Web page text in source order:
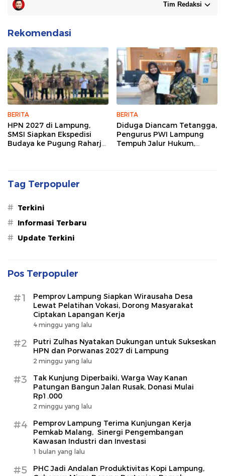
Tim Redaksi
Rekomendasi
BERITA
HPN 2027 di Lampung,
SMSI Siapkan Ekspedisi
Budaya ke Pugung Raharjo
BERITA
Diduga Diancam Tetangga,
Pengurus PWI Lampung
Tempuh Jalur Hukum,
Tag Terpopuler
# Terkini
# Informasi Terbaru
# Update Terkini
Pos Terpopuler
#1
Pemprov Lampung Siapkan Wirausaha Desa
Lewat Pelatihan Vokasi, Dorong Masyarakat
Ciptakan Lapangan Kerja
4 minggu yang lalu
#2
Putri Zulhas Nyatakan Dukungan untuk Sukseskan
HPN dan Porwanas 2027 di Lampung
2 minggu yang lalu
#3
Tak Kunjung Diperbaiki, Warga Way Kanan
Patungan Bangun Jalan Rusak, Donasi Mulai
Rp1.000
2 minggu yang lalu
#4
Pemprov Lampung Terima Kunjungan Kerja
Pemkab Malang, Sinergi Pengembangan
Kawasan Industri dan Investasi
1 bulan yang lalu
#5
PHC Jadi Andalan Produktivitas Kopi Lampung,